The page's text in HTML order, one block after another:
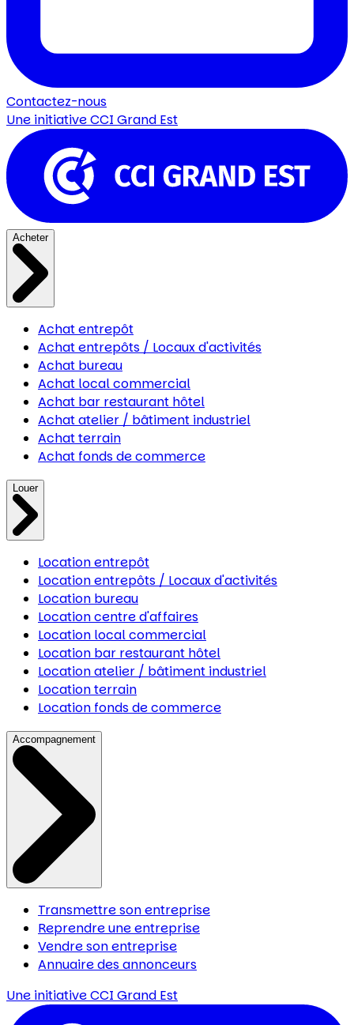
Contactez-nous
Une initiativeCCI Grand Est
Acheter
Achat entrepôt
Achat entrepôts / Locaux d'activités
Achat bureau
Achat local commercial
Achat bar restaurant hôtel
Achat atelier / bâtiment industriel
Achat terrain
Achat fonds de commerce
Louer
Location entrepôt
Location entrepôts / Locaux d'activités
Location bureau
Location centre d'affaires
Location local commercial
Location bar restaurant hôtel
Location atelier / bâtiment industriel
Location terrain
Location fonds de commerce
Accompagnement
Transmettre son entreprise
Reprendre une entreprise
Vendre son entreprise
Annuaire des annonceurs
Une initiativeCCI Grand Est